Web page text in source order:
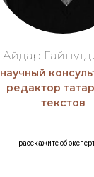
Айдар
научный
редактор
текстов
расскажите об эксп